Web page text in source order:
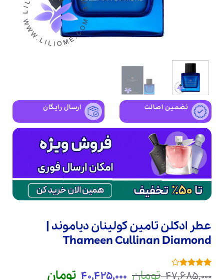
تضمین اصالت ارسال رایگان
عطر ادکلن تامین کولینان دیاموند |
Thameen Cullinan Diamond
امتیازدهی1
47,685,000 تومان قیمت
40,425,000 تومانقیمت